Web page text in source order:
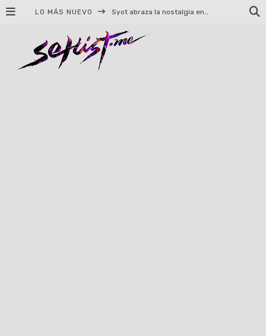
LO MÁS NUEVO Syot abraza la nostalgia en «Blame», el primer adelanto de su EP debut